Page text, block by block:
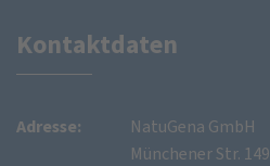
Kontaktdaten
Adresse:
NatuGena GmbH
Münchener Str. 149